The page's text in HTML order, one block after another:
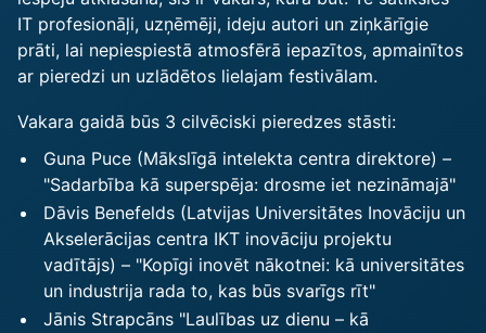
IT profesionāļi, uzņēmēji, ideju autori un ziņkārīgie
prāti, lai nepiespiestā atmosfērā iepazītos, apmainītos
ar pieredzi un uzlādētos lielajam festivālam.
Vakara gaidā būs 3 cilvēciski pieredzes stāsti:
Guna Puce (Mākslīgā intelekta centra direktore) –
"Sadarbība kā superspēja: drosme iet nezināmajā"
Dāvis Benefelds (Latvijas Universitātes Inovāciju un
Akselerācijas centra IKT inovāciju projektu
vadītājs) – "Kopīgi inovēt nākotnei: kā universitātes
un industrija rada to, kas būs svarīgs rīt"
Jānis Strapcāns "Laulības uz dienu – kā